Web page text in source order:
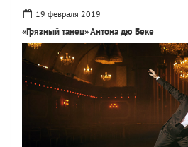
19 февраля 2019
«Грязный танец» Антона дю Беке